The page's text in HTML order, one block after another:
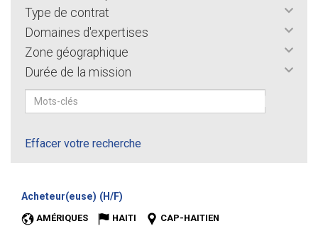
Type de contrat
Domaines d'expertises
Zone géographique
Durée de la mission
Effacer votre recherche
Acheteur(euse) (H/F)
AMÉRIQUES HAITI
CAP-HAITIEN